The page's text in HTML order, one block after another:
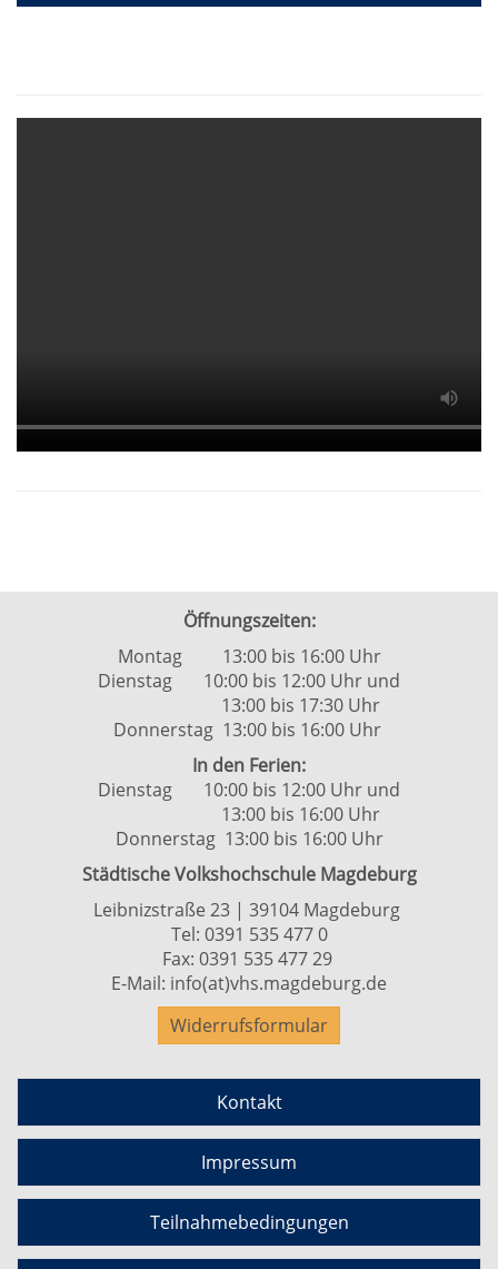
Öffnungszeiten:
Montag 13:00 bis 16:00 Uhr
Dienstag 10:00 bis 12:00 Uhr und
13:00 bis 17:30 Uhr
Donnerstag 13:00 bis 16:00 Uhr
In den Ferien:
Dienstag 10:00 bis 12:00 Uhr und
13:00 bis 16:00 Uhr
Donnerstag 13:00 bis 16:00 Uhr
Städtische Volkshochschule Magdeburg
Leibnizstraße 23 | 39104 Magdeburg
Tel: 0391 535 477 0
Fax: 0391 535 477 29
E-Mail: info(at)vhs.magdeburg.de
Widerrufsformular
Kontakt
Impressum
Teilnahmebedingungen